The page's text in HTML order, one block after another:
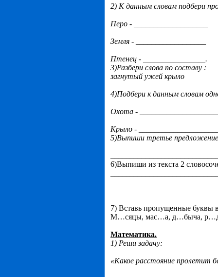
2) К данным словам подбери
Перо - ___________________
Земля - __________________
Птенец - ________________.
3)Разбери слова по составу :
загнутый ужей крыло
4)Подбери к данным словам
Охота -
Крыло -
5)Выпиши третье
6)Выпиши из текста 2
7) Вставь пропущенные буквы
М…сяцы, мас…а, д…быча,
Математика.
1) Реши задачу:
«Какое расстояние пролетит